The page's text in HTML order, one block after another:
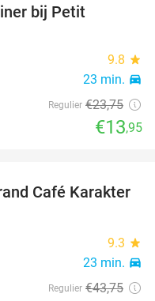
bij Petit
9.8 star
23 min. directions_car
Regulier €23,75
€13,95
43%
Café Karakter
9.3 star
23 min. directions_car
Regulier €43,75